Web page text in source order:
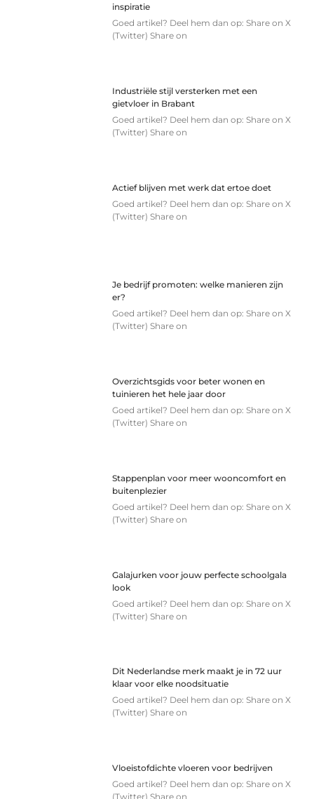
inspiratie
Goed artikel? Deel hem dan op: Share on X
(Twitter) Share on
Industriële stijl versterken met een
gietvloer in Brabant
Goed artikel? Deel hem dan op: Share on X
(Twitter) Share on
Actief blijven met werk dat ertoe doet
Goed artikel? Deel hem dan op: Share on X
(Twitter) Share on
Je bedrijf promoten: welke manieren zijn
er?
Goed artikel? Deel hem dan op: Share on X
(Twitter) Share on
Overzichtsgids voor beter wonen en
tuinieren het hele jaar door
Goed artikel? Deel hem dan op: Share on X
(Twitter) Share on
Stappenplan voor meer wooncomfort en
buitenplezier
Goed artikel? Deel hem dan op: Share on X
(Twitter) Share on
Galajurken voor jouw perfecte schoolgala
look
Goed artikel? Deel hem dan op: Share on X
(Twitter) Share on
Dit Nederlandse merk maakt je in 72 uur
klaar voor elke noodsituatie
Goed artikel? Deel hem dan op: Share on X
(Twitter) Share on
Vloeistofdichte vloeren voor bedrijven
Goed artikel? Deel hem dan op: Share on X
(Twitter) Share on